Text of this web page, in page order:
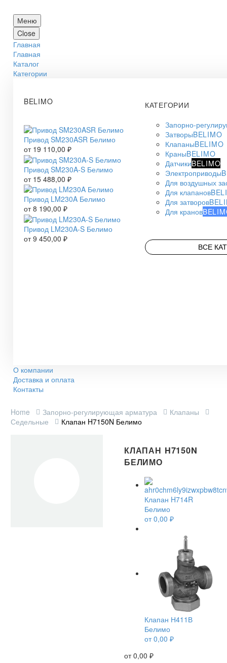
Меню
Close
Главная
Главная
Каталог
Категории
BELIMO
Привод SM230ASR Белимо
от 19 110,00 ₽
Привод SM230A-S Белимо
от 15 488,00 ₽
Привод LM230A Белимо
от8 190,00 ₽
Привод LM230A-S Белимо
от9 450,00 ₽
КАТЕГОРИИ
Запорно-
ЗатворыBELIMO
КлапаныBELIMO
КраныBELIMO
ДатчикиBELIMO
Электроприводы
Для воздушных
Для клапанов
Для затворов
Для кранов
ВСЕ
О компании
Доставка и оплата
Контакты
Home Запорно-регулирующая арматура
Клапаны
Седельные
Клапан H7150N Белимо
КЛАПАН H7150N
БЕЛИМО
Клапан H714R
Белимо
от0,00 ₽
Клапан Н411В
Белимо
от0,00 ₽
от0,00 ₽